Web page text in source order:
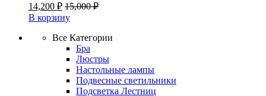
14,200 ₽ 15,000₽
В корзину
Все Категории
Бра
Люстры
Настольные лампы
Подвесные светильники
Подсветка Лестниц